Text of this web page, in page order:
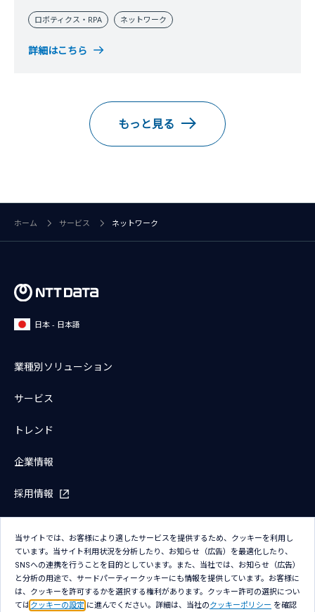
ロボティクス・RPA ネットワーク
詳細はこちら
もっと見る
ホーム サービス ネットワーク
日本 - 日本語
業種別ソリューション
サービス
トレンド
企業情報
採用情報
ニュース
ラインナップ
当サイトでは、お客様により適したサービスを提供するため、クッキーを利用し
ています。当サイト利用状況を分析したり、お知らせ（広告）を最適化したり、
SNSへの連携を行うことを目的としています。また、当社では、お知らせ（広告）
と分析の用途で、サードパーティークッキーにも情報を提供しています。お客様に
は、クッキーを許可するかを選択する権利があります。クッキー許可の選択につい
ては クッキーの設定 に進んでください。詳細は、当社のクッキーポリシー を確認